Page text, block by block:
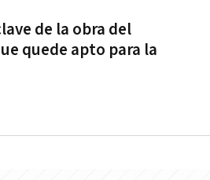
de la obra del
quede apto para la